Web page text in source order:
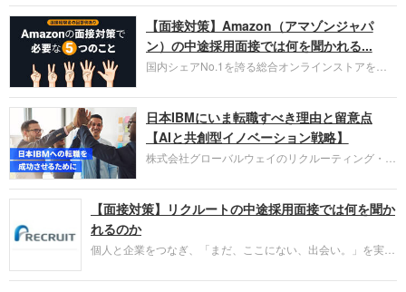
お勧めするイチオシ企業をご紹介します。今回はク
ラウド型CRMプラットフォームを提供する
HubSpot Japan（ハブスポット・ジャパン）株式会
社です。採用面接対策の企業研究にご活用くださ
い。
【面接対策】Amazon（アマゾンジャパ
ン）の中途採用面接では何を聞かれる...
国内シェアNo.1を誇る総合オンラインストアを運
圧倒的な存在感を持つAmazon。中途採用面接では
過去の具体的な業務成果やリーダーシップの発揮、
失敗からの学びが重視され、人間性やカルチャーフ
ィットも評価対象となり、長期的に成長できる仲間
であるかを多角的に審査されます。
日本IBMにいま転職すべき理由と留意点
【AIと共創型イノベーション戦略】
株式会社グローバルウェイのリクルーティング・パ
パーソンが利用する企業口コミサイト「キャリコ
ネ」の転職エージェントがお勧めするイチオシ企業
IBMです。採用面接対策の企業研究にご活用くださ
い。
【面接対策】リクルートの中途採用面接では何を聞か
れるのか
個人と企業をつなぎ、「まだ、ここにない、出会い。」を実現
やこれまでの成果を具体的に問われるほか、「人間性」も評価